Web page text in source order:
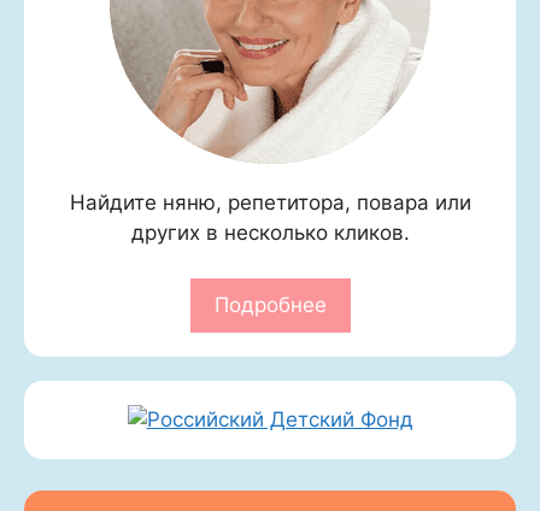
Найдите няню, репетитора, повара или
других в несколько кликов.
Подробнее